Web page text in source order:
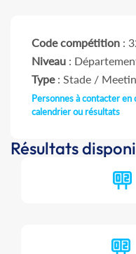
Code compétition :
Niveau :
Type: Stade /
Personnes à contacter
calendrier ou résultats
Résultats